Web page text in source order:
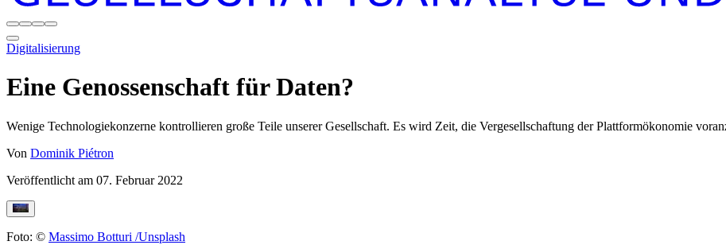
Digitalisierung
Eine Genossenschaft für Daten?
Wenige Technologiekonzerne kontrollieren große Teile unserer Gesellschaft. Es wird Zeit, die Vergesellschaftung der Plattformökonomie
Von Dominik Piétron
Veröffentlicht am 07. Februar 2022
Foto: © Massimo Botturi /Unsplash